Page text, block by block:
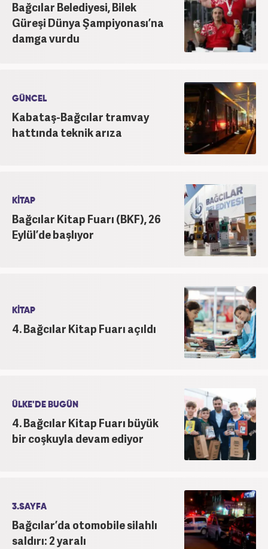
Bağcılar Belediyesi, Bilek
Güreşi Dünya Şampiyonası’na
damga vurdu
GÜNCEL
Kabataş-Bağcılar tramvay
hattında teknik arıza
KİTAP
Bağcılar Kitap Fuarı (BKF), 26
Eylül’de başlıyor
KİTAP
4. Bağcılar Kitap Fuarı açıldı
ÜLKE'DE BUGÜN
4. Bağcılar Kitap Fuarı büyük
bir coşkuyla devam ediyor
3.SAYFA
Bağcılar’da otomobile silahlı
saldırı: 2 yaralı